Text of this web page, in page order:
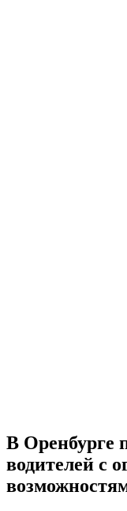
В Оренбурге
водителей с